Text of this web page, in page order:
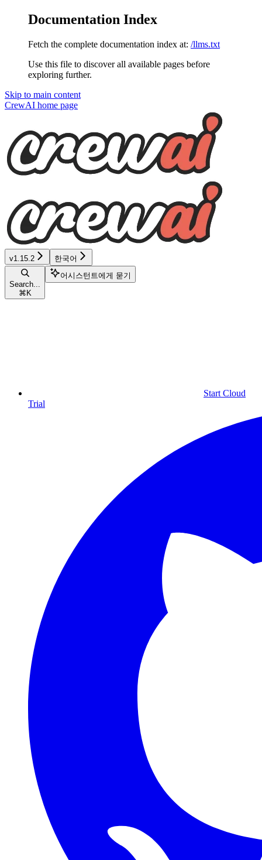
Documentation Index
Fetch the complete documentation index at: /llms.txt
Use this file to discover all available pages before
exploring further.
Skip to main content
CrewAI home page
v1.15.2 한국어
Search...
⌘ K
어시스턴트에게 묻기
Start Cloud
Trial